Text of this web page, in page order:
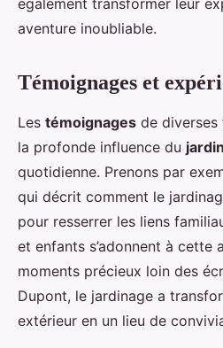
aventure inoubliable.
Témoignages et
Les témoignages de
la profonde influence du
quotidienne. Prenons par
qui décrit comment le
pour resserrer les liens
et enfants s’adonnent à
moments précieux loin des
Dupont, le jardinage a
extérieur en un lieu de